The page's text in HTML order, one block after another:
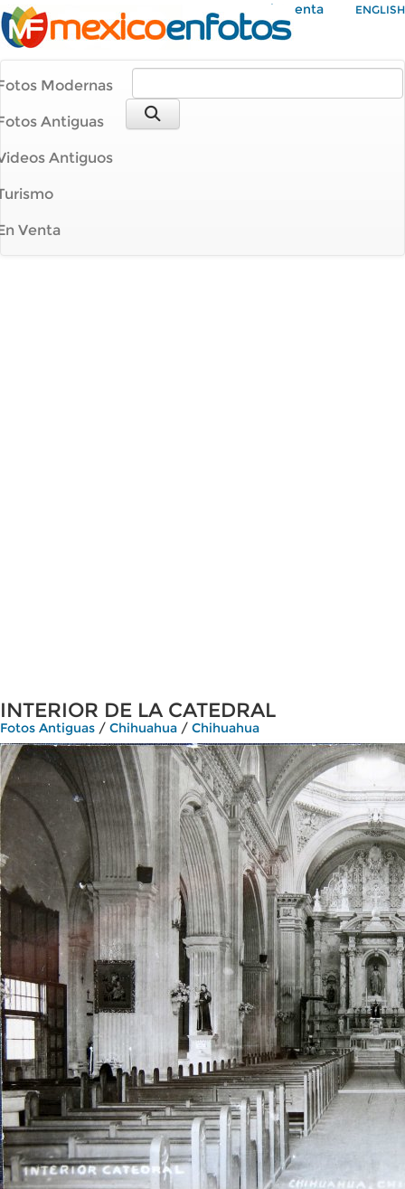
Mi Cuenta ENGLISH
Modernas
Antiguas
Antiguos
Venta
INTERIOR DE LA CATEDRAL
Fotos Antiguas / Chihuahua / Chihuahua